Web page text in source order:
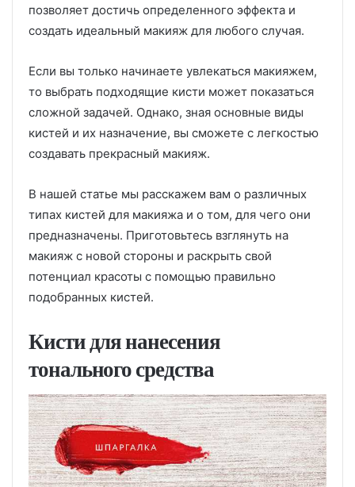
позволяет достичь определенного эффекта и
создать идеальный макияж для любого случая.
Если вы только начинаете увлекаться макияжем,
то выбрать подходящие кисти может показаться
сложной задачей. Однако, зная основные виды
кистей и их назначение, вы сможете с легкостью
создавать прекрасный макияж.
В нашей статье мы расскажем вам о различных
типах кистей для макияжа и о том, для чего они
предназначены. Приготовьтесь взглянуть на
макияж с новой стороны и раскрыть свой
потенциал красоты с помощью правильно
подобранных кистей.
Кисти для нанесения
тонального средства